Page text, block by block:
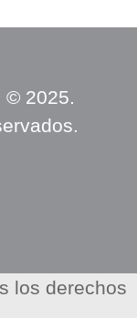
© 2025.
los derechos